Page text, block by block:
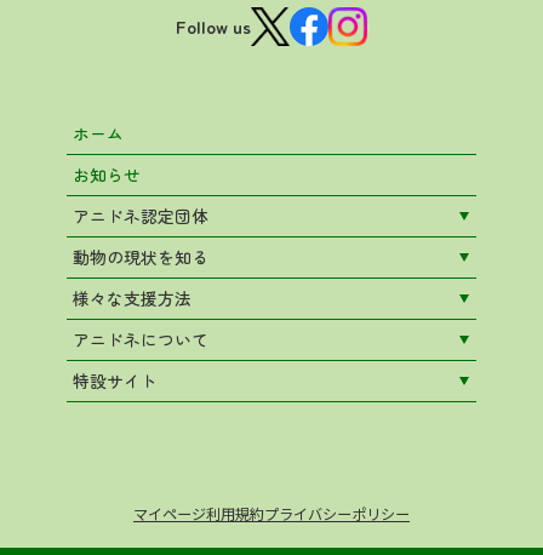
Follow us
ホーム
お知らせ
アニドネ認定団体
動物の現状を知る
様々な支援方法
アニドネについて
特設サイト
マイページ利用規約プライバシーポリシー